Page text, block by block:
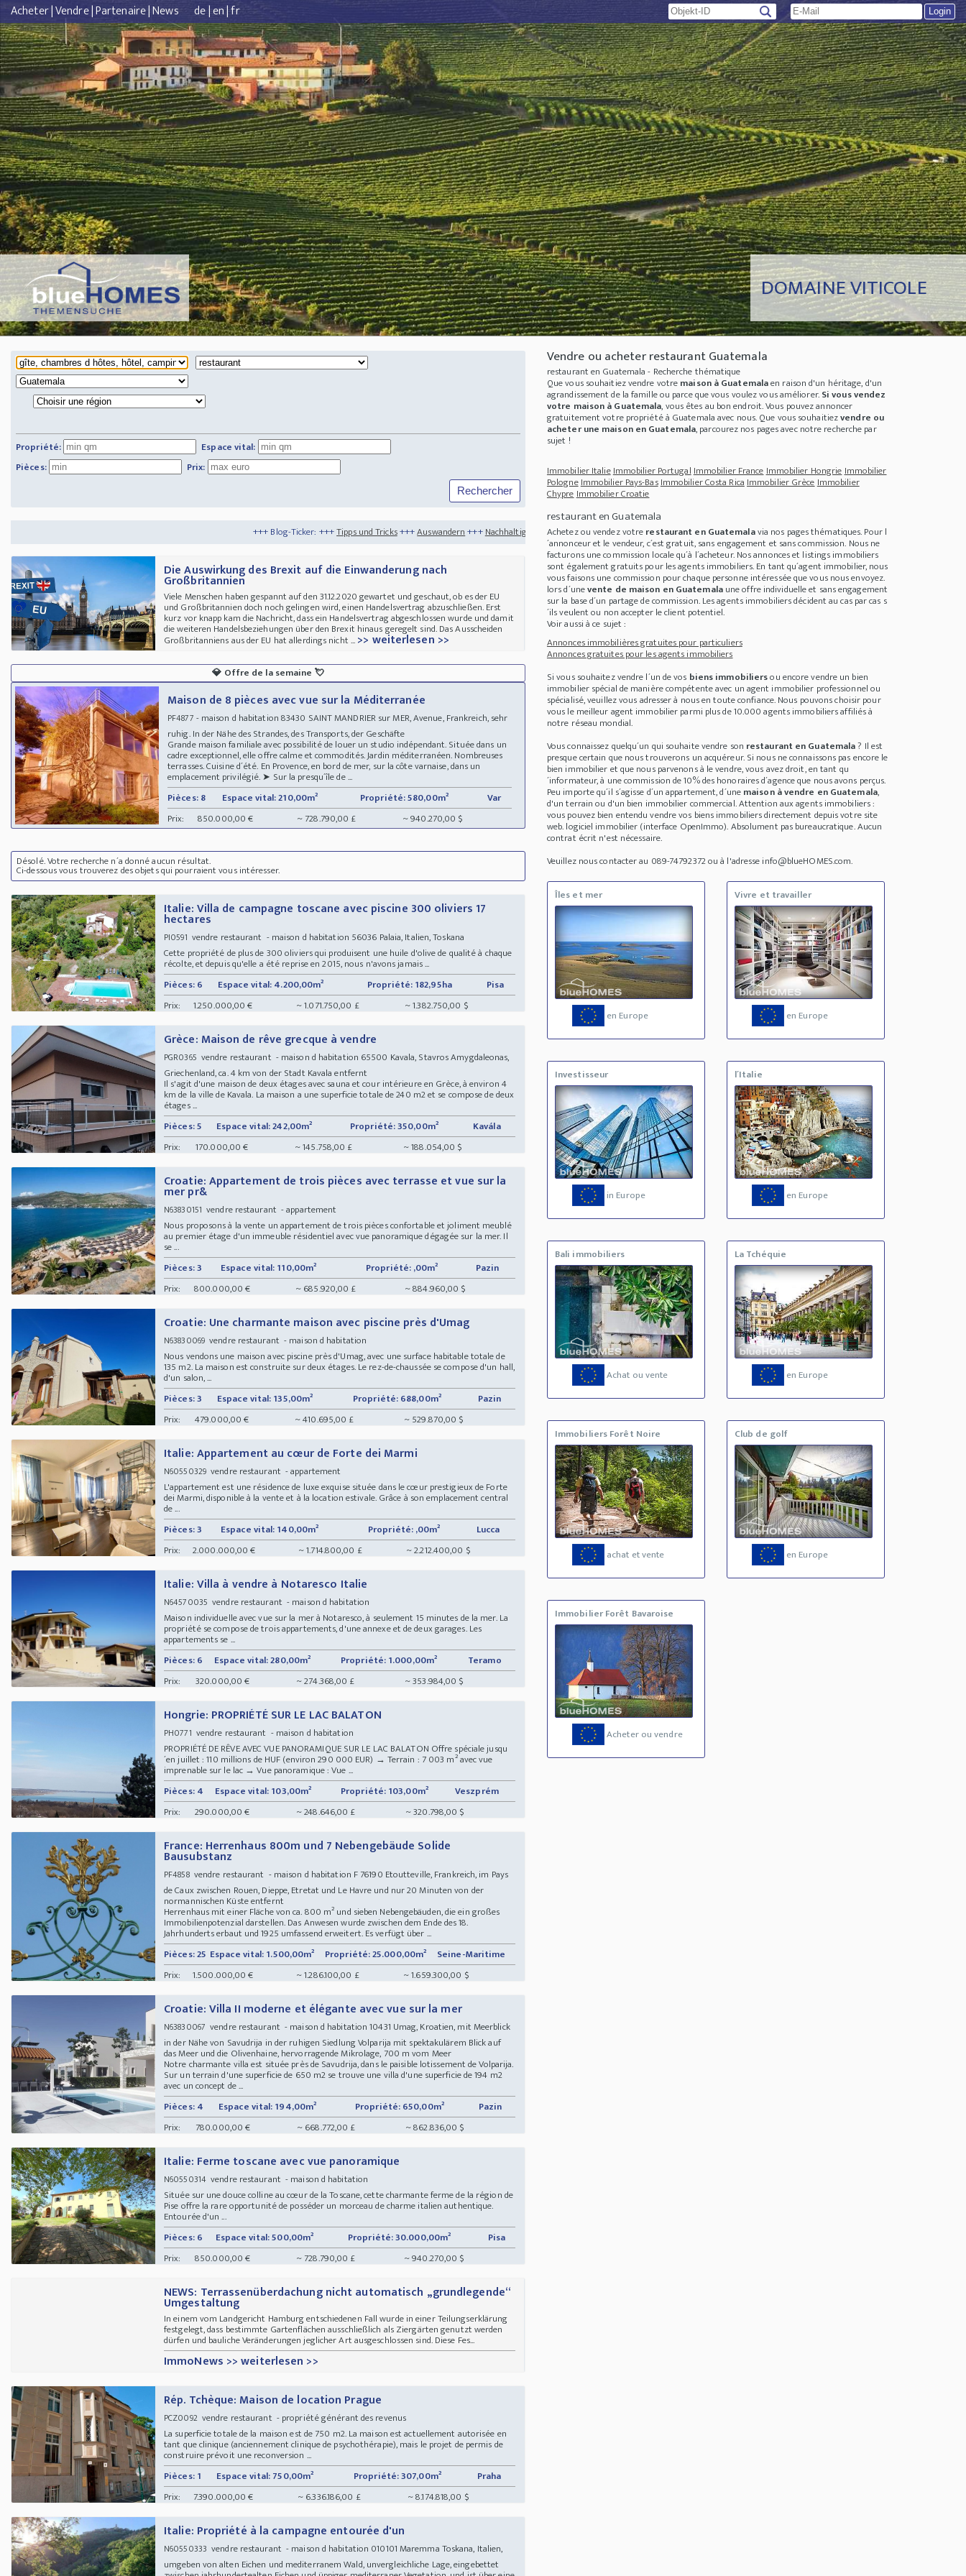
Acheter|Vendre|Partenaire|News de|en|fr
DOMAINE VITICOLE
Propriété:
Espace vital:
Pièces:
Prix:
+++ Blog-Ticker: +++Tipps und Tricks+++Auswandern+++Nachhaltigkeit+++Nachhaltigkeit für dein Zuhause - So funktioniert es+++Wasser sparen im Haushalt - nachhaltiger leben leicht gemacht
Die Auswirkung des Brexit auf die Einwanderung nach
Großbritannien
Viele Menschen haben gespannt auf den 31.12.2020 gewartet und geschaut, ob es der EU
und Großbritannien doch noch gelingen wird, einen Handelsvertrag abzuschließen. Erst
kurz vor knapp kam die Nachricht, dass ein Handelsvertrag abgeschlossen wurde und damit
die weiteren Handelsbeziehungen über den Brexit hinaus geregelt sind. Das Ausscheiden
Großbritanniens aus der EU hat allerdings nicht ...>> weiterlesen >>
💎 Offre de la semaine 💘
Maison de 8 pièces avec vue sur la Méditerranée
PF4877 - maison d habitation 83430 SAINT MANDRIER sur MER, Avenue, Frankreich, sehr
ruhig. In der Nähe des Strandes, des Transports, der Geschäfte
Grande maison familiale avec possibilité de louer un studio indépendant. Située dans un
cadre exceptionnel, elle offre calme et commodités. Jardin méditerranéen. Nombreuses
terrasses. Cuisine d´été. En Provence, en bord de mer, sur la côte varnaise, dans un
emplacement privilégié. ➤ Sur la presqu´île de ...
Pièces: 8
Espace vital: 210,00m² Propriété: 580,00m²
Var
Prix:
850.000,00 € ~ 728.790,00 £ ~ 940.270,00 $
Désolé. Votre recherche n´a donné aucun résultat.
Ci-dessous vous trouverez des objets qui pourraient vous intéresser.
Italie: Villa de campagne toscane avec piscine 300 oliviers 17
hectares
PI0591 vendre restaurant - maison d habitation 56036 Palaia, Italien, Toskana
Cette propriété de plus de 300 oliviers qui produisent une huile d'olive de qualité à chaque
récolte, et depuis qu'elle a été reprise en 2015, nous n'avons jamais ...
Pièces: 6
Espace vital: 4.200,00m² Propriété: 182,95ha
Pisa
Prix:
1.250.000,00 € ~ 1.071.750,00 £ ~ 1.382.750,00 $
Grèce: Maison de rêve grecque à vendre
PGR0365 vendre restaurant - maison d habitation 65500 Kavala, Stavros Amygdaleonas,
Griechenland, ca. 4 km von der Stadt Kavala entfernt
Il s'agit d'une maison de deux étages avec sauna et cour intérieure en Grèce, à environ 4
km de la ville de Kavala. La maison a une superficie totale de 240 m2 et se compose de deux
étages ...
Pièces: 5
Espace vital: 242,00m² Propriété: 350,00m²
Kavála
Prix:
170.000,00 € ~ 145.758,00 £ ~ 188.054,00 $
Croatie: Appartement de trois pièces avec terrasse et vue sur la
mer pr&
N63830151 vendre restaurant - appartement
Nous proposons à la vente un appartement de trois pièces confortable et joliment meublé
au premier étage d'un immeuble résidentiel avec vue panoramique dégagée sur la mer. Il
se ...
Pièces: 3
Espace vital: 110,00m² Propriété: ,00m²
Pazin
Prix:
800.000,00 € ~ 685.920,00 £ ~ 884.960,00 $
Croatie: Une charmante maison avec piscine près d'Umag
N63830069vendre restaurant - maison d habitation
Nous vendons une maison avec piscine près d'Umag, avec une surface habitable totale de
135 m2. La maison est construite sur deux étages. Le rez-de-chaussée se compose d'un hall,
d'un salon, ...
Pièces: 3
Espace vital: 135,00m² Propriété: 688,00m²
Pazin
Prix:
479.000,00 € ~ 410.695,00 £ ~ 529.870,00 $
Italie: Appartement au cœur de Forte dei Marmi
N60550329vendre restaurant - appartement
L'appartement est une résidence de luxe exquise située dans le cœur prestigieux de Forte
dei Marmi, disponible à la vente et à la location estivale. Grâce à son emplacement central
de ...
Pièces: 3
Espace vital: 140,00m² Propriété: ,00m²
Lucca
Prix:
2.000.000,00 € ~ 1.714.800,00 £ ~ 2.212.400,00 $
Italie: Villa à vendre à Notaresco Italie
N64570035 vendre restaurant - maison d habitation
Maison individuelle avec vue sur la mer à Notaresco, à seulement 15 minutes de la mer. La
propriété se compose de trois appartements, d'une annexe et de deux garages. Les
appartements se ...
Pièces: 6
Espace vital: 280,00m² Propriété: 1.000,00m²
Teramo
Prix:
320.000,00 € ~ 274.368,00 £ ~ 353.984,00 $
Hongrie: PROPRIÉTÉ SUR LE LAC BALATON
PH0771 vendre restaurant - maison d habitation
PROPRIÉTÉ DE RÊVE AVEC VUE PANORAMIQUE SUR LE LAC BALATON Offre spéciale jusqu
´en juillet : 110 millions de HUF (environ 290 000 EUR) → Terrain : 7 003 m² avec vue
imprenable sur le lac → Vue panoramique : Vue ...
Pièces: 4
Espace vital: 103,00m² Propriété: 103,00m²
Veszprém
Prix:
290.000,00 € ~ 248.646,00 £ ~ 320.798,00 $
France: Herrenhaus 800m und 7 Nebengebäude Solide
Bausubstanz
PF4858vendre restaurant - maison d habitation F 76190 Etoutteville, Frankreich, im Pays
de Caux zwischen Rouen, Dieppe, Etretat und Le Havre und nur 20 Minuten von der
normannischen Küste entfernt
Herrenhaus mit einer Fläche von ca. 800 m² und sieben Nebengebäuden, die ein großes
Immobilienpotenzial darstellen. Das Anwesen wurde zwischen dem Ende des 18.
Jahrhunderts erbaut und 1925 umfassend erweitert. Es verfügt über ...
Pièces: 25 Espace vital: 1.500,00m² Propriété: 25.000,00m²
Seine-Maritime
Prix:
1.500.000,00 € ~ 1.286.100,00 £ ~ 1.659.300,00 $
Croatie: Villa II moderne et élégante avec vue sur la mer
N63830067 vendre restaurant - maison d habitation 10431 Umag, Kroatien, mit Meerblick
in der Nähe von Savudrija in der ruhigen Siedlung Volparija mit spektakulärem Blick auf
das Meer und die Olivenhaine, hervorragende Mikrolage, 700 m vom Meer
Notre charmante villa est située près de Savudrija, dans le paisible lotissement de Volparija.
Sur un terrain d'une superficie de 650 m2 se trouve une villa d'une superficie de 194 m2
avec un concept de ...
Pièces: 4
Espace vital: 194,00m² Propriété: 650,00m²
Pazin
Prix:
780.000,00 € ~ 668.772,00 £ ~ 862.836,00 $
Italie: Ferme toscane avec vue panoramique
N60550314vendre restaurant - maison d habitation
Située sur une douce colline au cœur de la Toscane, cette charmante ferme de la région de
Pise offre la rare opportunité de posséder un morceau de charme italien authentique.
Entourée d'un ...
Pièces: 6
Espace vital: 500,00m² Propriété: 30.000,00m²
Pisa
Prix:
850.000,00 € ~ 728.790,00 £ ~ 940.270,00 $
NEWS: Terrassenüberdachung nicht automatisch „grundlegende“
Umgestaltung
In einem vom Landgericht Hamburg entschiedenen Fall wurde in einer Teilungserklärung
festgelegt, dass bestimmte Gartenflächen ausschließlich als Ziergärten genutzt werden
dürfen und bauliche Veränderungen jeglicher Art ausgeschlossen sind. Diese Fes...
ImmoNews >> weiterlesen >>
Rép. Tchèque: Maison de location Prague
PCZ0092vendre restaurant - propriété générant des revenus
La superficie totale de la maison est de 750 m2. La maison est actuellement autorisée en
tant que clinique (anciennement clinique de psychothérapie), mais le projet de permis de
construire prévoit une reconversion ...
Pièces: 1
Espace vital: 750,00m² Propriété: 307,00m²
Praha
Prix:
7.390.000,00 € ~ 6.336.186,00 £ ~ 8.174.818,00 $
Italie: Propriété à la campagne entourée d'un
N60550333 vendre restaurant - maison d habitation 010101 Maremma Toskana, Italien,
umgeben von alten Eichen und mediterranem Wald, unvergleichliche Lage, eingebettet
Vendre ou acheter restaurant Guatemala
restaurant en Guatemala - Recherche thématique
Que vous souhaitiez vendre votremaison à Guatemalaen raison d'un héritage, d'un
agrandissement de la famille ou parce que vous voulez vous améliorer.Si vous vendez
votre maison à Guatemala, vous êtes au bon endroit. Vous pouvez annoncer
gratuitement votrepropriété à Guatemalaavec nous. Que vous souhaitiezvendre ou
acheter une maison en Guatemala, parcourez nos pages avec notre recherche par
sujet !
Immobilier ItalieImmobilier PortugalImmobilier FranceImmobilier HongrieImmobilier
PologneImmobilier Pays-BasImmobilier Costa RicaImmobilier GrèceImmobilier
ChypreImmobilier Croatie
restaurant en Guatemala
Achetez ou vendez votrerestaurant en Guatemalavia nos pages thématiques. Pour l
´annonceur et le vendeur, c´est gratuit, sans engagement et sans commission. Nous ne
facturons une commission locale qu´à l´acheteur. Nos annonces et listings immobiliers
sont également gratuits pour les agents immobiliers. En tant qu´agent immobilier, nous
vous faisons une commission pour chaque personne intéressée que vous nous envoyez.
lors d´unevente de maison en Guatemalaune offre individuelle et sans engagement
sur la base d´un partage de commission. Les agents immobiliers décident au cas par cas s
´ils veulent ou non accepter le client potentiel.
Voir aussi à ce sujet :
Annonces immobilières gratuites pour particuliers
Annonces gratuites pour les agents immobiliers
Si vous souhaitez vendre l´un de vos biens immobiliersou encore vendre un bien
immobilier spécial de manière compétente avec un agent immobilier professionnel ou
spécialisé, veuillez vous adresser à nous en toute confiance. Nous pouvons choisir pour
vous le meilleur agent immobilier parmi plus de 10.000 agents immobiliers affiliés à
notre réseau mondial.
Vous connaissez quelqu´un qui souhaite vendre son restaurant en Guatemala? Il est
presque certain que nous trouverons un acquéreur. Si nous ne connaissons pas encore le
bien immobilier et que nous parvenons à le vendre, vous avez droit, en tant qu
´informateur, à une commission de 10% des honoraires d´agence que nous avons perçus.
Peu importe qu´il s´agisse d´un appartement, d´unemaison à vendre en Guatemala,
d'un terrain ou d'un bien immobilier commercial. Attention aux agents immobiliers :
vous pouvez bien entendu vendre vos biens immobiliers directement depuis votre site
web. logiciel immobilier (interface OpenImmo). Absolument pas bureaucratique. Aucun
contrat écrit n'est nécessaire.
Veuillez nous contacter au 089-74792372 ou à l'adresse info@blueHOMES.com.
Îles et mer
en Europe
Vivre et travailler
en Europe
Investisseur
in Europe
l´Italie
en Europe
Bali immobiliers
Achat ou vente
La Tchéquie
en Europe
Immobiliers Forêt Noire
achat et vente
Club de golf
en Europe
Immobilier Forêt Bavaroise
Acheter ou vendre